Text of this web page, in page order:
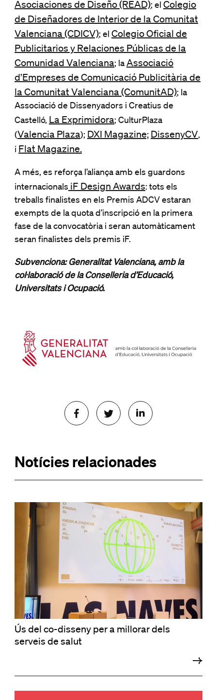
Asociaciones de Diseño (READ); el Colegio
de Diseñadores de Interior de la Comunitat
Valenciana (CDICV); el Colegio Oficial de
Publicitarios y Relaciones Públicas de la
Comunidad Valenciana; la Associació
d’Empreses de Comunicació Publicitària de
la Comunitat Valenciana (ComunitAD); la
Associació de Dissenyadors i Creatius de
Castelló, La Exprimidora; CulturPlaza
(Valencia Plaza); DXI Magazine; DissenyCV,
i Flat Magazine.
A més, es reforça l’aliança amb els guardons
internacionals iF Design Awards: tots els
treballs finalistes en els Premis ADCV estaran
exempts de la quota d’inscripció en la primera
fase de la convocatòria i seran automàticament
seran finalistes dels premis iF.
Subvenciona: Generalitat Valenciana, amb la
col·laboració de la Conselleria d’Educació,
Universitats i Ocupació.
Notícies relacionades
Ús del co-disseny per a millorar dels
serveis de salut